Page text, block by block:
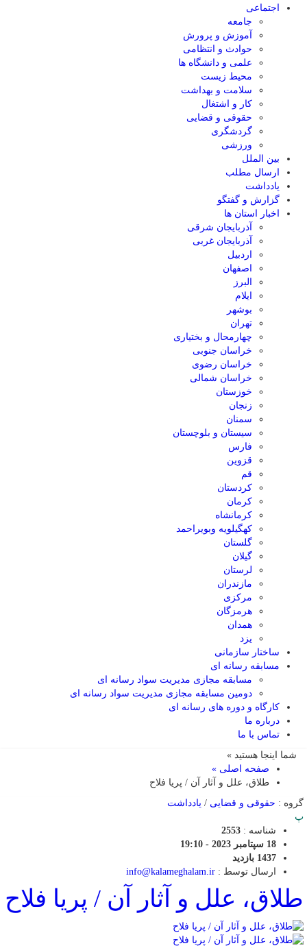
اجتماعی
جامعه
آموزش و پرورش
حوادث و انتظامی
علمی و دانشگاه ها
محیط زیست
سلامت و بهداشت
کار و اشتغال
حقوقی و قضایی
گردشگری
ورزشی
بین الملل
ارسال مطلب
یادداشت
گزارش و گفتگو
اخبار استان ها
آذربایجان شرقی
آذربایجان غربی
اردبیل
اصفهان
البرز
ایلام
بوشهر
تهران
چهارمحال و بختیاری
خراسان جنوبی
خراسان رضوی
خراسان شمالی
خوزستان
زنجان
سمنان
سیستان و بلوچستان
فارس
قزوین
قم
کردستان
کرمان
کرمانشاه
کهگیلویه وبویراحمد
گلستان
گیلان
لرستان
مازندران
مرکزی
هرمزگان
همدان
یزد
ساختار سازمانی
مسابقه رسانه ای
مسابقه مجازی مدیریت سواد رسانه ای
دومین مسابقه مجازی مدیریت سواد رسانه ای
کارگاه و دوره های رسانه ای
درباره ما
تماس با ما
شما اینجا هستید »
صفحه اصلی »
طلاق، علل و آثار آن / پریا فلاح
گروه : حقوقی و قضایی / یادداشت
پ
شناسه : 2553
18 سپتامبر 2023 - 19:10
1437 بازدید
ارسال توسط : info@kalameghalam.ir
طلاق، علل و آثار آن / پریا فلاح